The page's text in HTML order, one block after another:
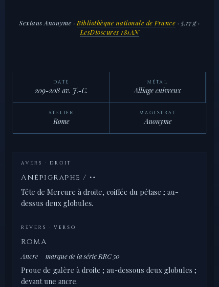
Sextans Anonyme · Bibliothèque nationale de France · 5,17 g ·
LesDioscures 181AN
DATE
209-208 av. J.-C.
MÉTAL
Alliage cuivreux
ATELIER
Rome
MAGISTRAT
Anonyme
AVERS · DROIT
Anépigraphe / ••
Tête de Mercure à droite, coiffée du pétase ; au-
dessus deux globules.
REVERS · VERSO
ROMA
Ancre = marque de la série RRC 50
Proue de galère à droite ; au-dessous deux globules ;
devant une ancre.